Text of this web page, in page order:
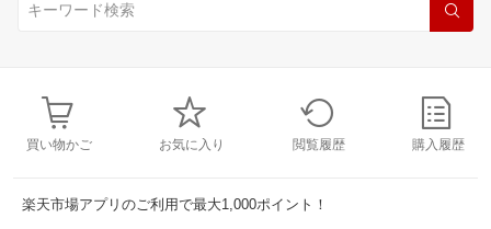
買い物かご お気に入り 閲覧履歴 購入履歴
楽天市場アプリのご利用で最大1,000ポイント！